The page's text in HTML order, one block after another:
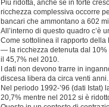
Più ridotta, anche se in forte
ricchezza complessiva occorre
bancari che ammontano a 602
All’interno di questo quadro c’è
Come sottolinea il rapporto
— la ricchezza detenuta dal 10%
il 45,7% nel 2010.
I dati non devono trarre in
discesa libera da circa venti anni.
Nel periodo 1992-’96 (dati Istat)
20,7% mentre nel 2012 si è